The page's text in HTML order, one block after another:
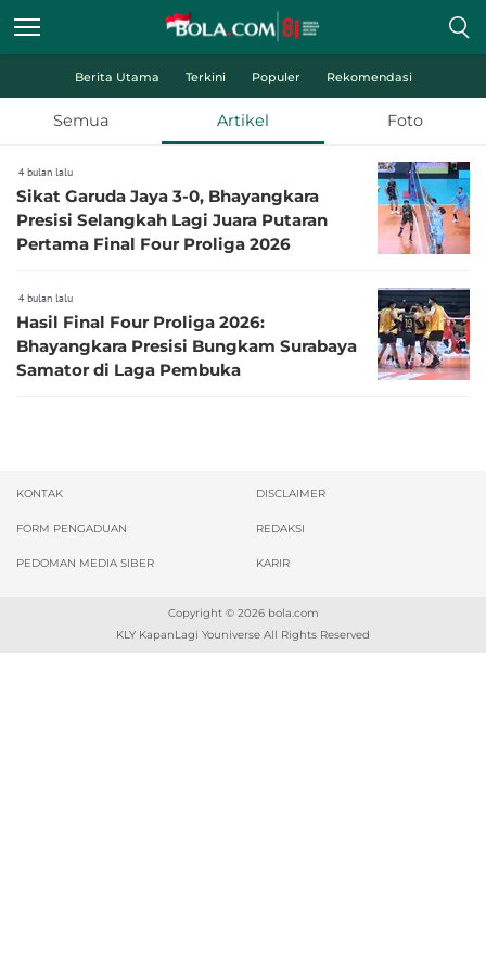
Berita Utama Terkini Populer Rekomendasi
Semua Artikel Foto
4 bulan lalu
Sikat Garuda Jaya 3-0, Bhayangkara
Presisi Selangkah Lagi Juara Putaran
Pertama Final Four Proliga 2026
4 bulan lalu
Hasil Final Four Proliga 2026:
Bhayangkara Presisi Bungkam Surabaya
Samator di Laga Pembuka
KONTAK DISCLAIMER
FORM PENGADUAN REDAKSI
PEDOMAN MEDIA SIBER KARIR
Copyright © 2026 bola.com
KLY KapanLagi Youniverse All Rights Reserved